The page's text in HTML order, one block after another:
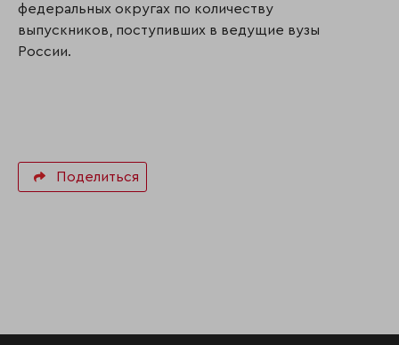
федеральных округах по количеству
выпускников, поступивших в ведущие вузы
России.
Поделиться